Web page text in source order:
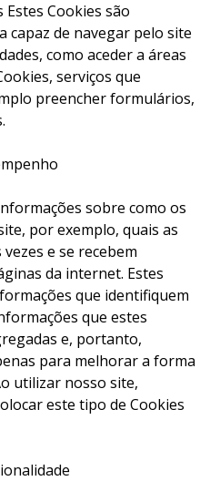
Cookies são
capaz de navegar pelo site
como aceder a áreas
serviços que
preencher formulários,
sobre como os
por exemplo, quais as
e se recebem
da internet. Estes
que identifiquem
que estes
e, portanto,
para melhorar a forma
utilizar nosso site,
este tipo de Cookies